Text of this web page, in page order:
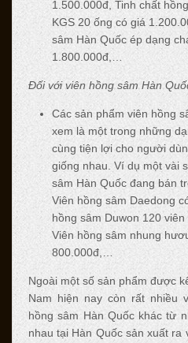
1.500.000đ, Tinh chất
KGS 20 ống có giá
sâm Hàn Quốc ép dạng
1.800.000đ,…
Đối với viên hồng sâm Hàn
Các sản phẩm viên hồng
xem là một trong những
cùng tiện lợi cho người
giống nhau. Ví dụ một vài
sâm Hàn Quốc đang bán
Viên hồng sâm Daedong
hồng sâm Duwon 120
Viên hồng sâm nhung
800.000đ,…
Ngoài một số sản phẩm được
Nam hiện nay còn rất nhiều
hồng sâm Hàn Quốc khác từ
nhau tại Hàn Quốc sản xuất